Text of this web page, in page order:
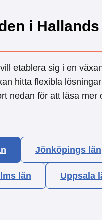
i Hallands
etablera sig i en
hitta flexibla
nedan för att läsa
Jönköpings län
län Uppsala